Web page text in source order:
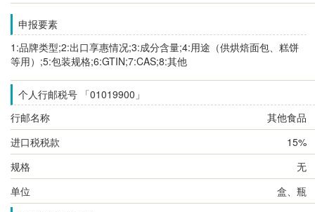
申报要素
1:品牌类型;2:出口享惠情况;3:成分含量;4:用途（供烘焙面包、糕饼
等用）;5:包装规格;6:GTIN;7:CAS;8:其他
个人行邮税号 「01019900」
行邮名称
其他食品
进口税税款
15%
规格
无
单位
盒、瓶